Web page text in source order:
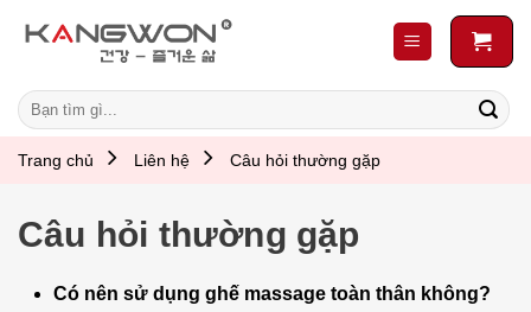
Search
for:
Trang chủ Liên hệ Câu hỏi thường gặp
Câu hỏi thường gặp
Có nên sử dụng ghế massage toàn thân không?